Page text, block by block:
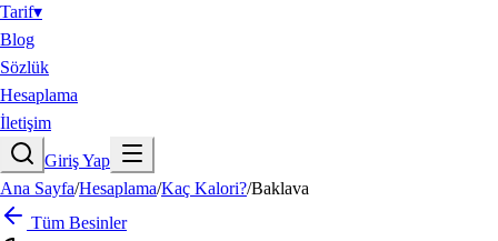
Tarif▾
Blog
Sözlük
Hesaplama
İletişim
Giriş Yap
Ana Sayfa/Hesaplama/Kaç Kalori?/Baklava
Tüm Besinler